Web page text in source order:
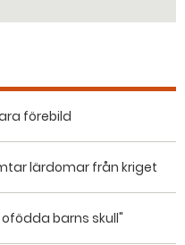
förebild
lärdomar från kriget
barns skull"